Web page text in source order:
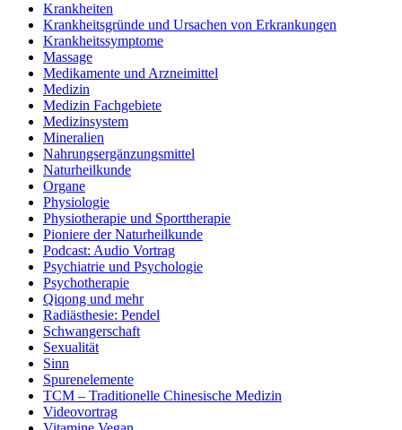
Krankheiten
Krankheitsgründe und Ursachen von Erkrankungen
Krankheitssymptome
Massage
Medikamente und Arzneimittel
Medizin
Medizin Fachgebiete
Medizinsystem
Mineralien
Nahrungsergänzungsmittel
Naturheilkunde
Organe
Physiologie
Physiotherapie und Sporttherapie
Pioniere der Naturheilkunde
Podcast: Audio Vortrag
Psychiatrie und Psychologie
Psychotherapie
Qiqong und mehr
Radiästhesie: Pendel
Schwangerschaft
Sexualität
Sinn
Spurenelemente
TCM – Traditionelle Chinesische Medizin
Videovortrag